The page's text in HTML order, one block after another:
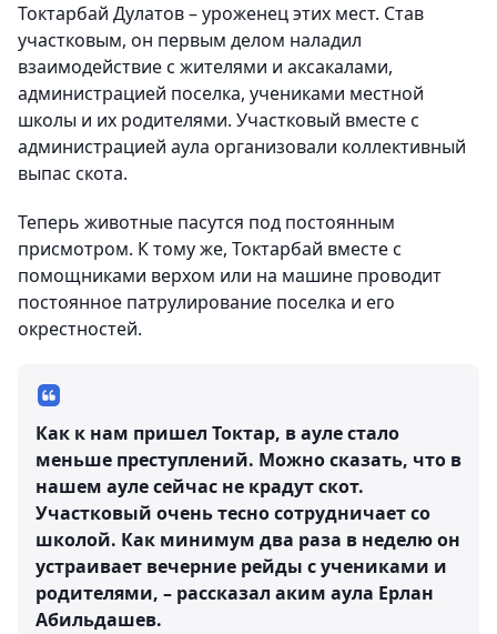
Токтарбай Дулатов – уроженец этих мест. Став
участковым, он первым делом наладил
взаимодействие с жителями и аксакалами,
администрацией поселка, учениками местной
школы и их родителями. Участковый вместе с
администрацией аула организовали коллективный
выпас скота.
Теперь животные пасутся под постоянным
присмотром. К тому же, Токтарбай вместе с
помощниками верхом или на машине проводит
постоянное патрулирование поселка и его
окрестностей.
Как к нам пришел Токтар, в ауле стало
меньше преступлений. Можно сказать, что в
нашем ауле сейчас не крадут скот.
Участковый очень тесно сотрудничает со
школой. Как минимум два раза в неделю он
устраивает вечерние рейды с учениками и
родителями, – рассказал аким аула Ерлан
Абильдашев.